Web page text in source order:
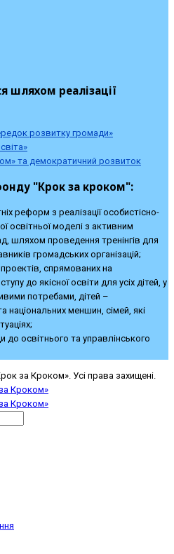
шляхом реалізації
розвитку громади»
та демократичний розвиток
"Крок за кроком":
реформ з реалізації особистісно-
освітньої моделі з активним
шляхом проведення тренінгів для
громадських організацій;
проектів, спрямованих на
до якісної освіти для усіх дітей, у
потребами, дітей –
національних меншин, сімей, які
до освітнього та управлінського
за Кроком». Усі права захищені.